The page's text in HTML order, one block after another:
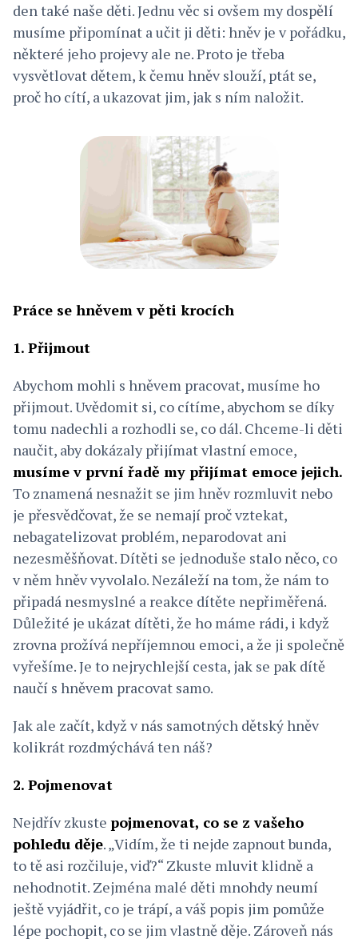
den také naše děti. Jednu věc si ovšem my dospělí
musíme připomínat a učit ji děti: hněv je v pořádku,
některé jeho projevy ale ne. Proto je třeba
vysvětlovat dětem, k čemu hněv slouží, ptát se,
proč ho cítí, a ukazovat jim, jak s ním naložit.
Práce se hněvem v pěti krocích
1. Přijmout
Abychom mohli s hněvem pracovat, musíme ho
přijmout. Uvědomit si, co cítíme, abychom se díky
tomu nadechli a rozhodli se, co dál. Chceme-li děti
naučit, aby dokázaly přijímat vlastní emoce,
musíme v první řadě my přijímat emoce jejich.
To znamená nesnažit se jim hněv rozmluvit nebo
je přesvědčovat, že se nemají proč vztekat,
nebagatelizovat problém, neparodovat ani
nezesměšňovat. Dítěti se jednoduše stalo něco, co
v něm hněv vyvolalo. Nezáleží na tom, že nám to
připadá nesmyslné a reakce dítěte nepřiměřená.
Důležité je ukázat dítěti, že ho máme rádi, i když
zrovna prožívá nepříjemnou emoci, a že ji společně
vyřešíme. Je to nejrychlejší cesta, jak se pak dítě
naučí s hněvem pracovat samo.
Jak ale začít, když v nás samotných dětský hněv
kolikrát rozdmýchává ten náš?
2. Pojmenovat
Nejdřív zkuste pojmenovat, co se z vašeho
pohledu děje. „Vidím, že ti nejde zapnout bunda,
to tě asi rozčiluje, viď?“ Zkuste mluvit klidně a
nehodnotit. Zejména malé děti mnohdy neumí
ještě vyjádřit, co je trápí, a váš popis jim pomůže
lépe pochopit, co se jim vlastně děje. Zároveň nás